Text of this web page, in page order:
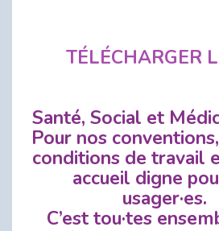
TÉLÉCHARGER
Santé, Social et
Pour nos
conditions de travail
accueil digne
usager·es.
C’est tou·tes